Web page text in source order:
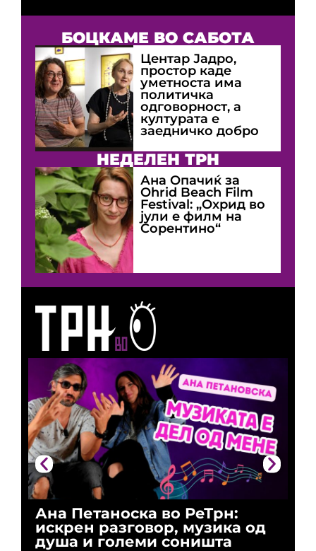
Ана Петаноска во РеТрн:
искрен разговор, музика од
душа и големи соништа
БОЦКАМЕ ВО САБОТА
Центар Јадро,
простор каде
уметноста има
политичка
одговорност, а
културата е
заедничко добро
НЕДЕЛЕН ТРН
Ана Опачиќ за
Оhrid Beach Film
Festival: „Охрид во
јули е филм на
Сорентино“